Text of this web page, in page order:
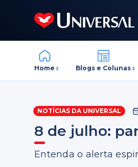
Home Blogs e Colunas
NOTÍCIAS DA UNIVERSAL
8 de julho:
Entenda o alerta